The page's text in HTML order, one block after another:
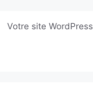
Votre site WordPress